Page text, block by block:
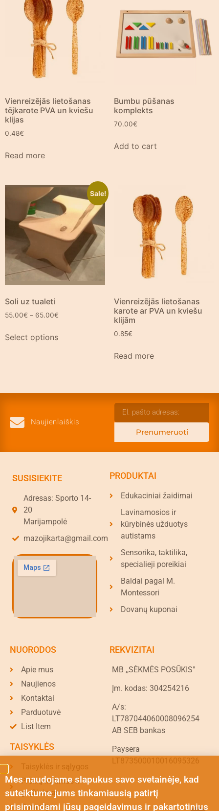
Vienreizējās lietošanas
tējkarote PVA un kviešu
klijas
0.48€
Read more
Bumbu pūšanas
komplekts
70.00€
Add to cart
Sale!
Soli uz tualeti
55.00€ – 65.00€
Select options
Vienreizējās lietošanas
karote ar PVA un kviešu
klijām
0.85€
Read more
Naujienlaiškis
Prenumeruoti
SUSISIEKITE
Adresas: Sporto 14-
20
Marijampolė
mazojikarta@gmail.com
PRODUKTAI
Edukaciniai žaidimai
Lavinamosios ir
kūrybinės užduotys
autistams
Sensorika, taktilika,
specialieji poreikiai
Baldai pagal M.
Montessori
Dovanų kuponai
NUORODOS
Apie mus
Naujienos
Kontaktai
Parduotuvė
List Item
TAISYKLĖS
Taisyklės ir sąlygos
Prekių keitimas ir
grąžinimas
Garantija
REKVIZITAI
MB ,,SĖKMĖS POSŪKIS"
Įm. kodas: 304254216
A/s:
LT787044060008096254
AB SEB bankas
Paysera
LT873500010016095326
Mes naudojame slapukus savo svetainėje, kad
suteiktume jums tinkamiausią patirtį
prisimindami jūsų pageidavimus ir pakartotinius